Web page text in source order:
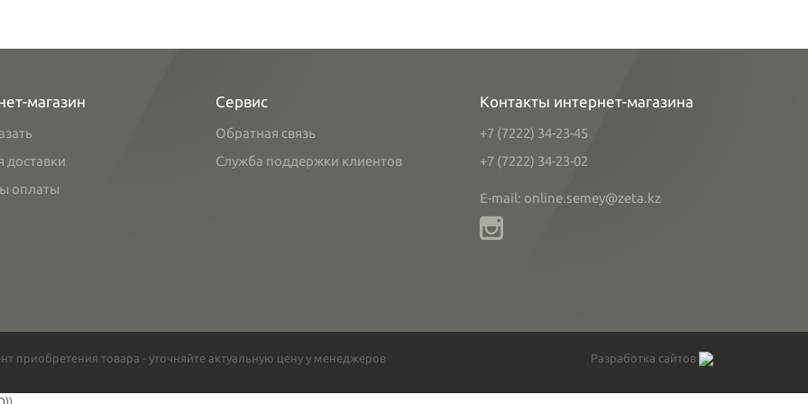
магазин
доставки
оплаты
Сервис
Обратная связь
Служба поддержки клиентов
Контакты интернет-магазина
+7 (7222) 34-23-45
+7 (7222) 34-23-02
E-mail: online.semey@zeta.kz
приобретения товара - уточняйте актуальную цену у менеджеров Разработка сайтов